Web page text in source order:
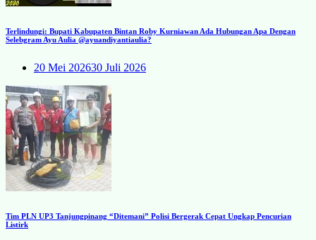
Terlindungi: Bupati Kabupaten Bintan Roby Kurniawan Ada Hubungan Apa Dengan
Selebgram Ayu Aulia @ayuandiyantiaulia?
20 Mei 202630 Juli 2026
Tim PLN UP3 Tanjungpinang “Ditemani” Polisi Bergerak Cepat Ungkap Pencurian
Listirk